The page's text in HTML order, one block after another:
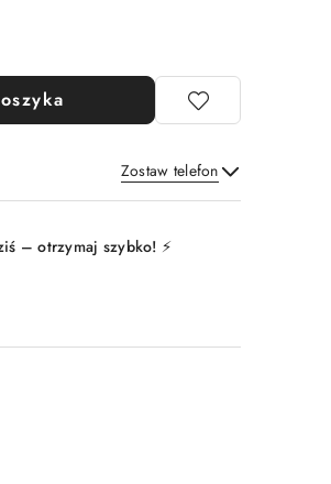
Zostaw telefon
Wyślij
– otrzymaj szybko! ⚡